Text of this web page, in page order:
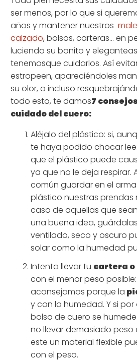
ser menos, por lo que si
años y mantener nuestros
calzado, bolsos, carteras… en
luciendo su bonito y elegante
tenemosque cuidarlos. Así
estropeen, apareciéndoles
su olor, o incluso
todo esto, te damos7
cuidado del cuero:
Aléjalo del plástico: si,
te haya podido chocar
que el plástico puede
ya que no le deja respirar.
común guardar en el
plástico nuestras prendas
caso de aquellas que
una buena idea,
ventilado, seco y oscuro
solar como la humedad
Intenta llevar tu cartera o
con el menor peso
aconsejamos porque la
y con la humedad. Y si
bolso de cuero se
no llevar demasiado peso
este un material flexible
con el peso.